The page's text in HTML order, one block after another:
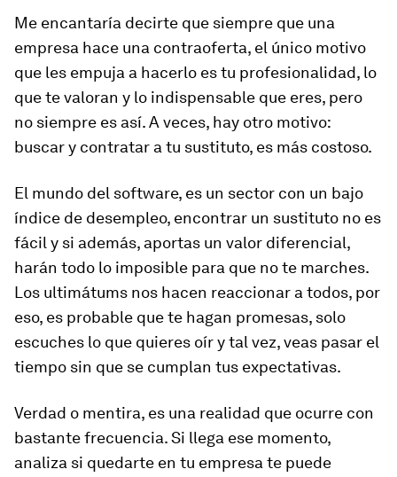
Me encantaría decirte que siempre que una
empresa hace una contraoferta, el único motivo
que les empuja a hacerlo es tu profesionalidad, lo
que te valoran y lo indispensable que eres, pero
no siempre es así. A veces, hay otro motivo:
buscar y contratar a tu sustituto, es más costoso.
El mundo del software, es un sector con un bajo
índice de desempleo, encontrar un sustituto no es
fácil y si además, aportas un valor diferencial,
harán todo lo imposible para que no te marches.
Los ultimátums nos hacen reaccionar a todos, por
eso, es probable que te hagan promesas, solo
escuches lo que quieres oír y tal vez, veas pasar el
tiempo sin que se cumplan tus expectativas.
Verdad o mentira, es una realidad que ocurre con
bastante frecuencia. Si llega ese momento,
analiza si quedarte en tu empresa te puede